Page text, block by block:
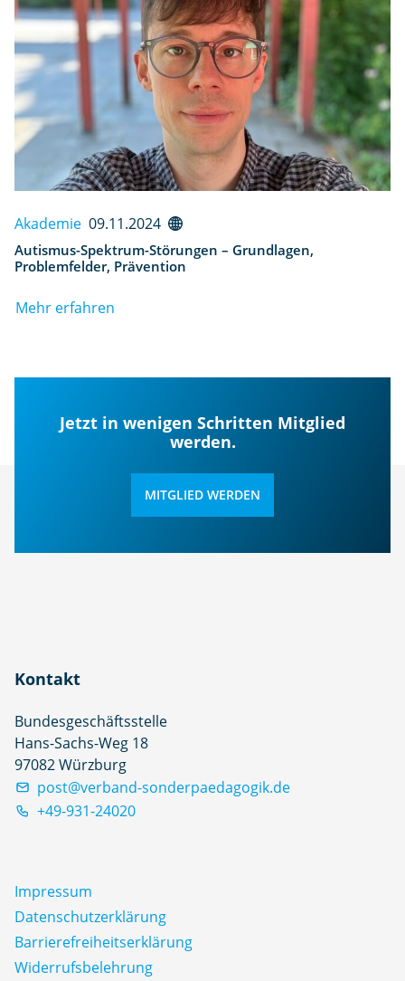
Akademie 09.11.2024
Autismus-Spektrum-Störungen – Grundlagen,
Problemfelder, Prävention
Mehr erfahren
Jetzt in wenigen Schritten Mitglied
werden.
MITGLIED WERDEN
Kontakt
Bundesgeschäftsstelle
Hans-Sachs-Weg 18
97082 Würzburg
post@verband-sonderpaedagogik.de
+49-931-24020
Impressum
Datenschutz­erklärung
Barrierefreiheitserklärung
Widerrufsbelehrung